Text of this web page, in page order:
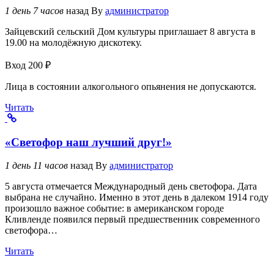
1 день 7 часов назад By администратор
Зайцевский сельский Дом культуры приглашает 8 августа в
19.00 на молодёжную дискотеку.
Вход 200 ₽
Лица в состоянии алкогольного опьянения не допускаются.
Читать
«Светофор наш лучший друг!»
1 день 11 часов назад By администратор
5 августа отмечается Международный день светофора. Дата
выбрана не случайно. Именно в этот день в далеком 1914 году
произошло важное событие: в американском городе
Кливленде появился первый предшественник современного
светофора…
Читать